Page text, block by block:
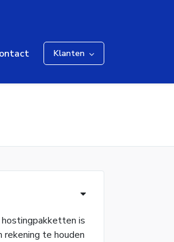
Klanten
is
te houden